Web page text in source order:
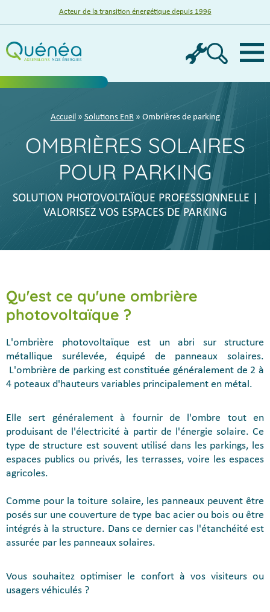
Acteur de la transition énergétique depuis 1996
Accueil» Solutions EnR» Ombrières de parking
OMBRIÈRES SOLAIRES
POUR PARKING
SOLUTION PHOTOVOLTAÏQUE PROFESSIONNELLE |
VALORISEZ VOS ESPACES DE PARKING
Qu'est ce qu'une ombrière
photovoltaïque ?
L'ombrière photovoltaïque est un abri sur structure
métallique surélevée, équipé de panneaux solaires.
L'ombrière de parking est constituée généralement de 2 à
4 poteaux d'hauteurs variables principalement en métal.
Elle sert généralement à fournir de l'ombre tout en
produisant de l'électricité à partir de l'énergie solaire. Ce
type de structure est souvent utilisé dans les parkings, les
espaces publics ou privés, les terrasses, voire les espaces
agricoles.
Comme pour la toiture solaire, les panneaux peuvent être
posés sur une couverture de type bac acier ou bois ou être
intégrés à la structure. Dans ce dernier cas l'étanchéité est
assurée par les panneaux solaires.
Vous souhaitez optimiser le confort à vos visiteurs ou
usagers véhiculés ?